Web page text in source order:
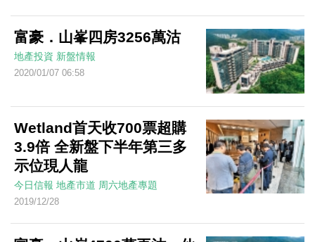
富豪．山峯四房3256萬沽
地產投資 新盤情報
2020/01/07 06:58
Wetland首天收700票超購
3.9倍 全新盤下半年第三多
示位現人龍
今日信報 地產市道 周六地產專題
2019/12/28